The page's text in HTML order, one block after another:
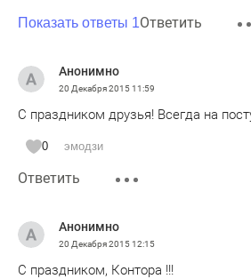
Показать ответы 1Ответить
Анонимно
20 Декабря 201511:59
С праздником друзья! Всегда на
0 эмодзи
Ответить
Анонимно
20 Декабря 201512:15
С праздником, Контора !!!